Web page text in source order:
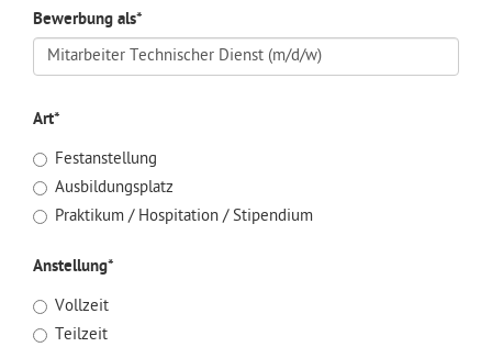
Bewerbung als*
Art*
Festanstellung
Ausbildungsplatz
Praktikum / Hospitation / Stipendium
Anstellung*
Vollzeit
Teilzeit